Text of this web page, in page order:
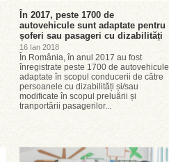
În 2017, peste 1700 de
autovehicule sunt adaptate pentru
șoferi sau pasageri cu dizabilități
16 Ian 2018
În România, în anul 2017 au fost
înregistrate peste 1700 de autovehicule
adaptate în scopul conducerii de către
persoanele cu dizabilități și/sau
modificate în scopul preluării și
tranportării pasagerilor...